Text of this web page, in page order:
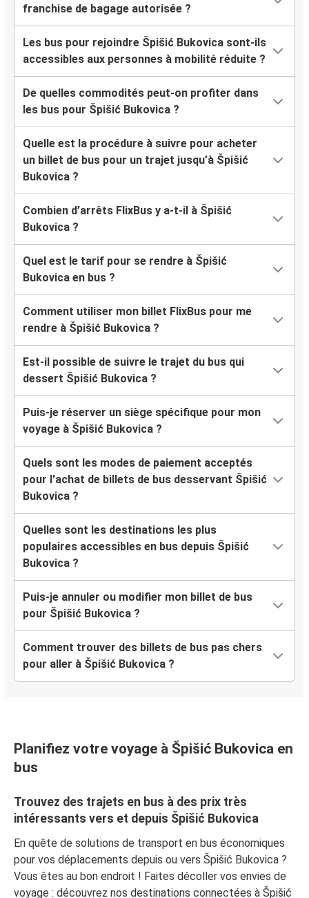
franchise de bagage autorisée ?
Les bus pour rejoindre Špišić Bukovica sont-ils
accessibles aux personnes à mobilité réduite ?
De quelles commodités peut-on profiter dans
les bus pour Špišić Bukovica ?
Quelle est la procédure à suivre pour acheter
un billet de bus pour un trajet jusqu’à Špišić
Bukovica ?
Combien d’arrêts FlixBus y a-t-il à Špišić
Bukovica ?
Quel est le tarif pour se rendre à Špišić
Bukovica en bus ?
Comment utiliser mon billet FlixBus pour me
rendre à Špišić Bukovica ?
Est-il possible de suivre le trajet du bus qui
dessert Špišić Bukovica ?
Puis-je réserver un siège spécifique pour mon
voyage à Špišić Bukovica ?
Quels sont les modes de paiement acceptés
pour l'achat de billets de bus desservant Špišić
Bukovica ?
Quelles sont les destinations les plus
populaires accessibles en bus depuis Špišić
Bukovica ?
Puis-je annuler ou modifier mon billet de bus
pour Špišić Bukovica ?
Comment trouver des billets de bus pas chers
pour aller à Špišić Bukovica ?
Planifiez votre voyage à Špišić Bukovica en
bus
Trouvez des trajets en bus à des prix très
intéressants vers et depuis Špišić Bukovica
En quête de solutions de transport en bus économiques
pour vos déplacements depuis ou vers Špišić Bukovica ?
Vous êtes au bon endroit ! Faites décoller vos envies de
voyage : découvrez nos destinations connectées à Špišić